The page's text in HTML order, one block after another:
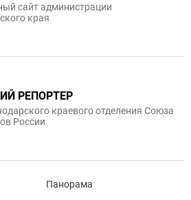
сайт администрации
края
РЕПОРТЕР
краевого отделения Союза
России
Панорама